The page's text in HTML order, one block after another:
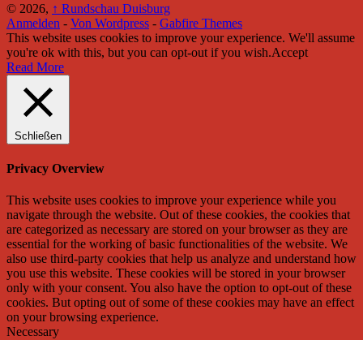
© 2026, ↑ Rundschau Duisburg
Anmelden - Von Wordpress - Gabfire Themes
This website uses cookies to improve your experience. We'll assume
you're ok with this, but you can opt-out if you wish.Accept
Read More
Schließen
Privacy Overview
This website uses cookies to improve your experience while you
navigate through the website. Out of these cookies, the cookies that
are categorized as necessary are stored on your browser as they are
essential for the working of basic functionalities of the website. We
also use third-party cookies that help us analyze and understand how
you use this website. These cookies will be stored in your browser
only with your consent. You also have the option to opt-out of these
cookies. But opting out of some of these cookies may have an effect
on your browsing experience.
Necessary